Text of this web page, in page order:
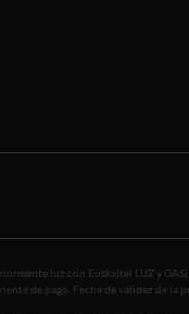
luz con Euskaltel LUZ y
de pago. Fecha de validez de la